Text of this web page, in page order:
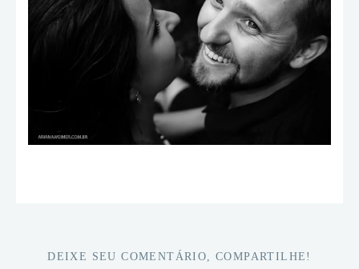
DEIXE SEU COMENTÁRIO, COMPARTILHE!